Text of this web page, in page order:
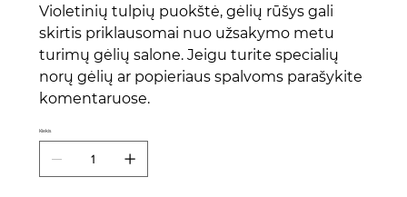
Violetinių tulpių puokštė, gėlių rūšys gali
skirtis priklausomai nuo užsakymo metu
turimų gėlių salone. Jeigu turite specialių
norų gėlių ar popieriaus spalvoms parašykite
komentaruose.
Kiekis